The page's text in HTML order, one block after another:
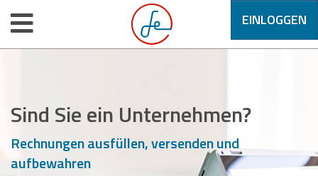
EINLOGGEN
Sind Sie ein Unternehmen?
Rechnungen ausfüllen, versenden und
aufbewahren